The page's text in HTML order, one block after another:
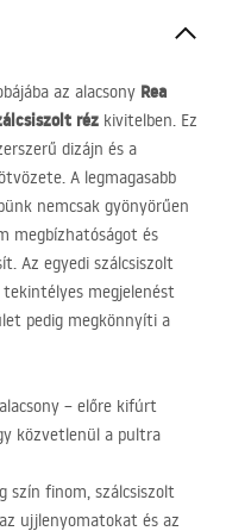
az alacsony Rea
réz kivitelben. Ez
dizájn és a
A legmagasabb
nemcsak gyönyörűen
megbízhatóságot és
Az egyedi szálcsiszolt
megjelenést
pedig megkönnyíti a
– előre kifúrt
közvetlenül a pultra
szín finom, szálcsiszolt
ujjlenyomatokat és az